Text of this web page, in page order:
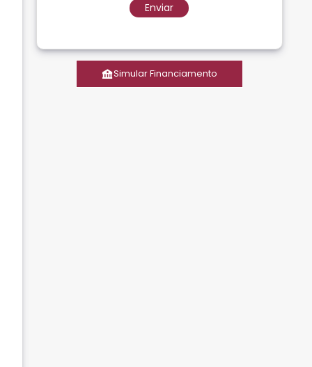
Enviar
Simular Financiamento